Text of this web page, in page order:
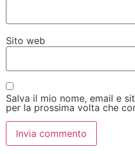
Sito web
Salva il mio nome, email e
per la prossima volta che